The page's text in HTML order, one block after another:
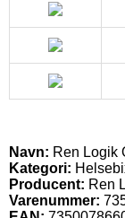
Navn: Ren Logik
Kategori:
Producent: Ren
Varenummer: